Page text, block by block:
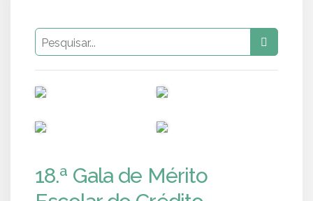
18.ª Gala de Mérito